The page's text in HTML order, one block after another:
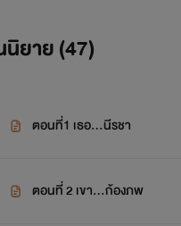
ฝากนิยายด้วยค่ะ
ยาย (47)
ตอนที่1 เธอ...นีรชา
ตอนที่ 2 เขา...ก้องภพ